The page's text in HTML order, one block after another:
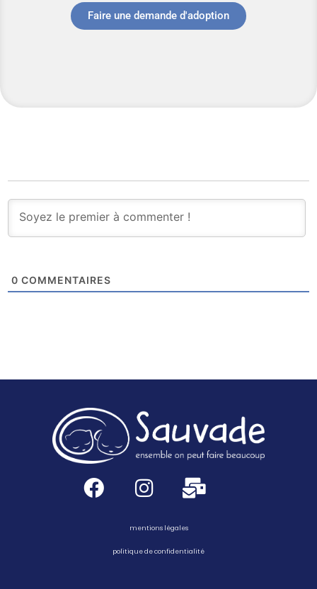
Faire une demande d'adoption
0 COMMENTAIRES
mentions légales
politique de confidentialité